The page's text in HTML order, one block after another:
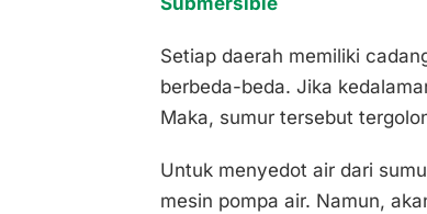
Setiap daerah memiliki
berbeda-beda. Jika
Maka, sumur tersebut
Untuk menyedot air dari
mesin pompa air. Namun,